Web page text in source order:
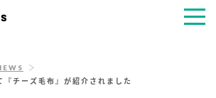
チーズ毛布』が紹介されました